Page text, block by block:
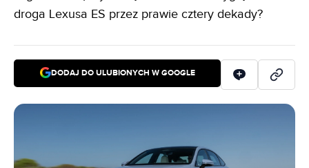
droga Lexusa ES przez prawie cztery dekady?
DODAJ DO ULUBIONYCH W GOOGLE